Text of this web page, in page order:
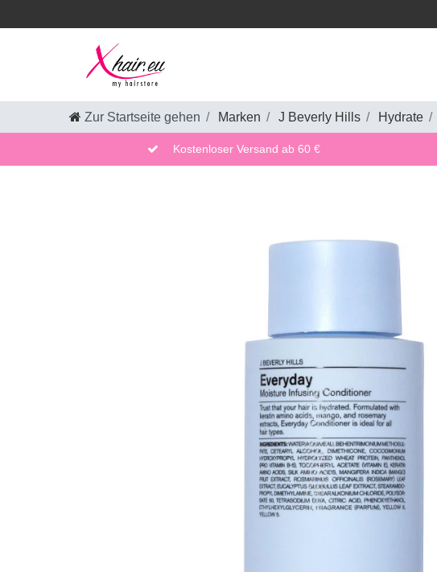
Zur Startseite gehen Marken J Beverly Hills Hydrate
Kostenloser Versand ab 60 €